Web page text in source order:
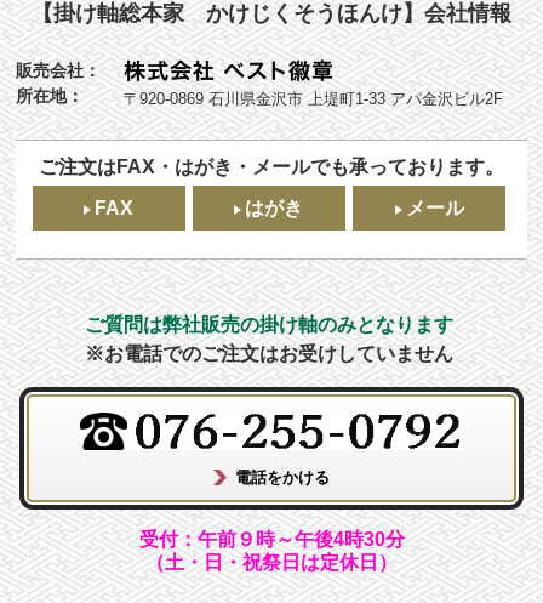
【掛け軸総本家 かけじくそうほんけ】会社情報
販売会社：
所在地：
〒920-0869 石川県金沢市 上堤町1-33 アパ金沢ビル2F
ご注文はFAX・はがき・メールでも承っております。
FAX
はがき メール
ご質問は弊社販売の掛け軸のみとなります
※お電話でのご注文はお受けしていません
受付：午前９時～午後4時30分
（土・日・祝祭日は定休日）